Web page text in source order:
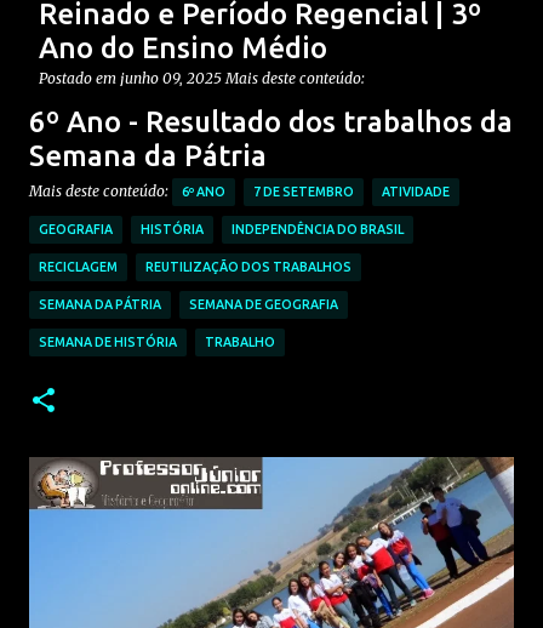
Postagem em destaque
Reinado e Período Regencial | 3º
Ano do Ensino Médio
Postado em junho 09, 2025Mais deste conteúdo:
CONTEÚDO: PRIMEIRO REINADO
PROVAS DE HISTÓRIA MÉDIO
0
6º Ano - Resultado dos trabalhos da
Semana da Pátria
Mais deste conteúdo: 6º ANO 7 DE SETEMBRO ATIVIDADE
GEOGRAFIA HISTÓRIA INDEPENDÊNCIA DO BRASIL
RECICLAGEM REUTILIZAÇÃO DOS TRABALHOS
SEMANA DA PÁTRIA SEMANA DE GEOGRAFIA
SEMANA DE HISTÓRIA TRABALHO